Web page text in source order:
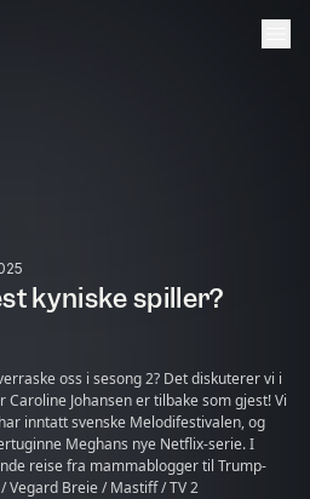
kyniske spiller?
oss i sesong 2? Det diskuterer vi i
Caroline Johansen er tilbake som gjest! Vi
inntatt svenske Melodifestivalen, og
Meghans nye Netflix-serie. I
reise fra mammablogger til Trump-
/ Vegard Breie / Mastiff / TV 2